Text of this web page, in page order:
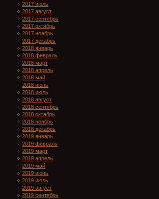
2017 июль
2017 август
2017 сентябрь
2017 октябрь
2017 ноябрь
2017 декабрь
2018 январь
2018 февраль
2018 март
2018 апрель
2018 май
2018 июнь
2018 июль
2018 август
2018 сентябрь
2018 октябрь
2018 ноябрь
2018 декабрь
2019 январь
2019 февраль
2019 март
2019 апрель
2019 май
2019 июнь
2019 июль
2019 август
2019 сентябрь